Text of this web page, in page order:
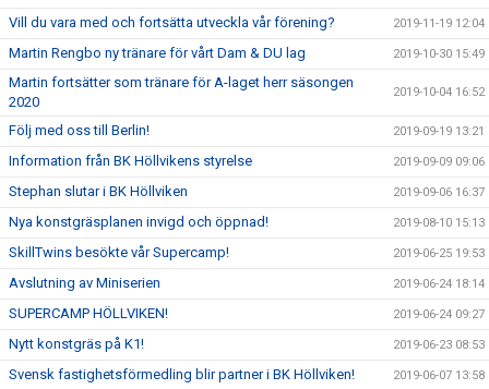
Vill du vara med och fortsätta utveckla vår förening? 2019-11-19 12:04
Martin Rengbo ny tränare för vårt Dam & DU lag 2019-10-30 15:49
Martin fortsätter som tränare för A-laget herr säsongen
2020
2019-10-04 16:52
Följ med oss till Berlin! 2019-09-19 13:21
Information från BK Höllvikens styrelse 2019-09-09 09:06
Stephan slutar i BK Höllviken 2019-09-06 16:37
Nya konstgräsplanen invigd och öppnad! 2019-08-10 15:13
SkillTwins besökte vår Supercamp! 2019-06-25 19:53
Avslutning av Miniserien 2019-06-24 18:14
SUPERCAMP HÖLLVIKEN! 2019-06-24 09:27
Nytt konstgräs på K1! 2019-06-23 08:53
Svensk fastighetsförmedling blir partner i BK Höllviken! 2019-06-07 13:58